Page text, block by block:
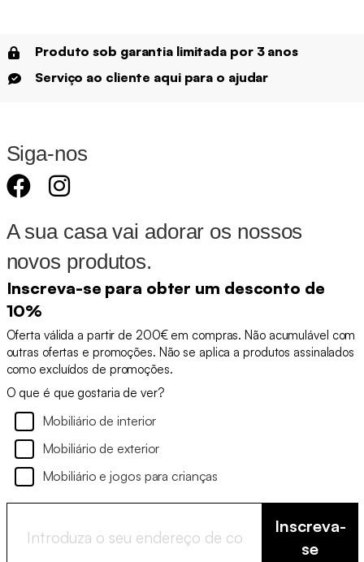
Produto sob garantia limitada por 3 anos
Serviço ao cliente aqui para o ajudar
Siga-nos
A sua casa vai adorar os nossos
novos produtos.
Inscreva-se para obter um desconto de
10%
Oferta válida a partir de 200€ em compras. Não acumulável com
outras ofertas e promoções. Não se aplica a produtos assinalados
como excluídos de promoções.
O que é que gostaria de ver?
Mobiliário de interior
Mobiliário de exterior
Mobiliário e jogos para crianças
Inscreva-
se